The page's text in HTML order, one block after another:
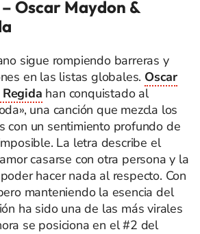
– Oscar Maydon &
sigue rompiendo barreras y
en las listas globales. Oscar
han conquistado al
una canción que mezcla los
con un sentimiento profundo de
La letra describe el
casarse con otra persona y la
hacer nada al respecto. Con
manteniendo la esencia del
ha sido una de las más virales
se posiciona en el #2 del